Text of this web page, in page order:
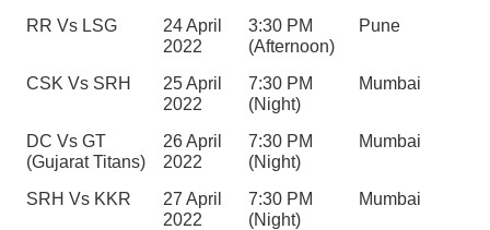
RR Vs LSG
24 April
2022
3:30 PM
(Afternoon)
Pune
CSK Vs SRH
25 April
2022
7:30 PM
(Night)
Mumbai
DC Vs GT
(Gujarat Titans)
26 April
2022
7:30 PM
(Night)
Mumbai
SRH Vs KKR
27 April
2022
7:30 PM
(Night)
Mumbai